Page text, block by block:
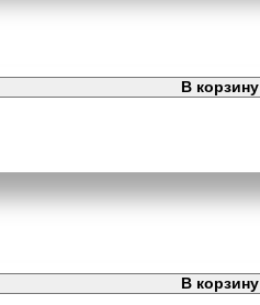
В корзину
В корзину